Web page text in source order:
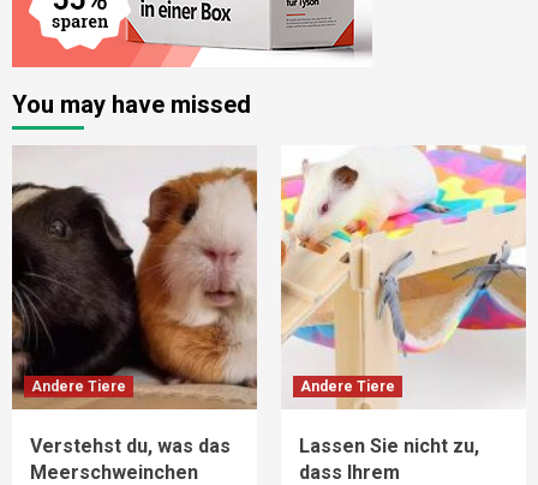
You may have missed
Andere Tiere
Verstehst du, was das
Meerschweinchen
Andere Tiere
Lassen Sie nicht zu,
dass Ihrem